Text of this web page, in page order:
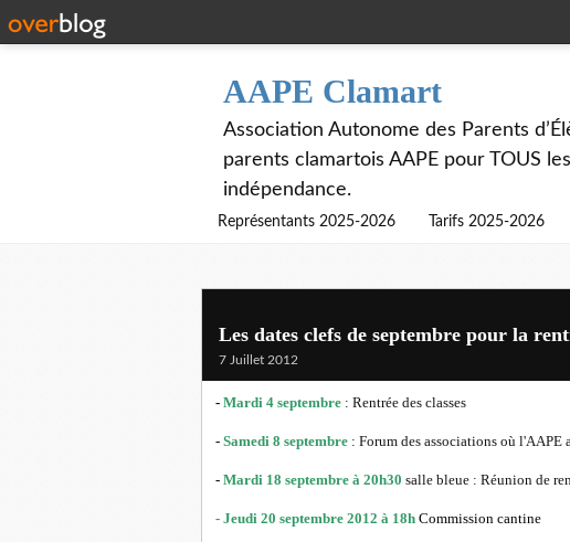
AAPE Clamart
Association Autonome des Parents
parents clamartois AAPE pour TOUS
indépendance.
Représentants 2025-2026 Tarifs 2025-2026
Les dates clefs de septembre pour la
7 Juillet 2012
- Mardi 4 septembre : Rentrée des classes
- Samedi 8 septembre : Forum des associations où l'AAPE
- Mardi 18 septembre à 20h30 salle bleue : Réunion de
- Jeudi 20 septembre 2012 à 18h Commission cantine